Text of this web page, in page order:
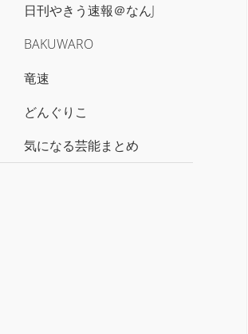
日刊やきう速報＠なんJ
BAKUWARO
竜速
どんぐりこ
気になる芸能まとめ